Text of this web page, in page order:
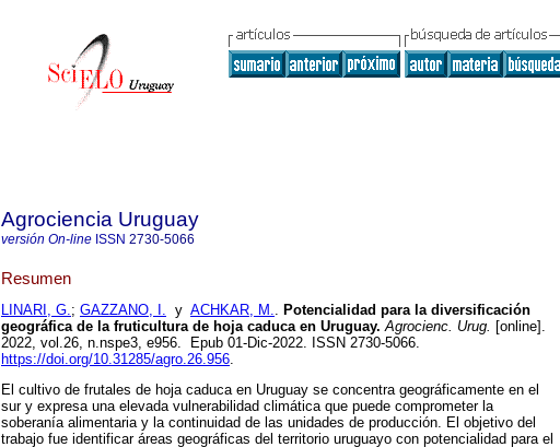
Agrociencia Uruguay
versión On-line ISSN 2730-5066
Resumen
LINARI, G.; GAZZANO, I. y ACHKAR, M.. Potencialidad para la diversificación
geográfica de la fruticultura de hoja caduca en Uruguay. Agrocienc. Urug. [online].
2022, vol.26, n.nspe3, e956. Epub 01-Dic-2022. ISSN 2730-5066.
https://doi.org/10.31285/agro.26.956.
El cultivo de frutales de hoja caduca en Uruguay se concentra geográficamente en el
sur y expresa una elevada vulnerabilidad climática que puede comprometer la
soberanía alimentaria y la continuidad de las unidades de producción. El objetivo del
trabajo fue identificar áreas geográficas del territorio uruguayo con potencialidad para el